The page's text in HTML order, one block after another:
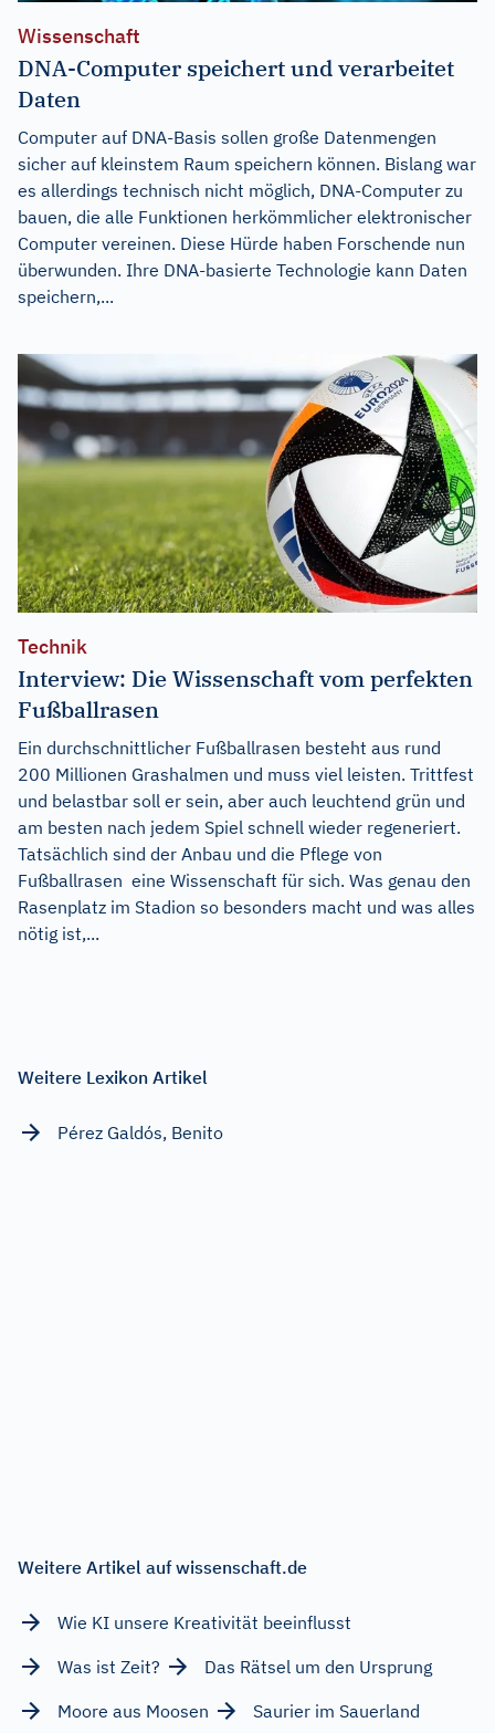
Wissenschaft
DNA-Computer speichert und verarbeitet
Daten
Computer auf DNA-Basis sollen große Datenmengen
sicher auf kleinstem Raum speichern können. Bislang war
es allerdings technisch nicht möglich, DNA-Computer zu
bauen, die alle Funktionen herkömmlicher elektronischer
Computer vereinen. Diese Hürde haben Forschende nun
überwunden. Ihre DNA-basierte Technologie kann Daten
speichern,...
Technik
Interview: Die Wissenschaft vom perfekten
Fußballrasen
Ein durchschnittlicher Fußballrasen besteht aus rund
200 Millionen Grashalmen und muss viel leisten. Trittfest
und belastbar soll er sein, aber auch leuchtend grün und
am besten nach jedem Spiel schnell wieder regeneriert.
Tatsächlich sind der Anbau und die Pflege von
Fußballrasen eine Wissenschaft für sich. Was genau den
Rasenplatz im Stadion so besonders macht und was alles
nötig ist,...
Weitere Lexikon Artikel
Pérez Galdós, Benito
Weitere Artikel auf wissenschaft.de
Wie KI unsere Kreativität beeinflusst
Was ist Zeit?
Das Rätsel um den Ursprung
Moore aus Moosen
Saurier im Sauerland